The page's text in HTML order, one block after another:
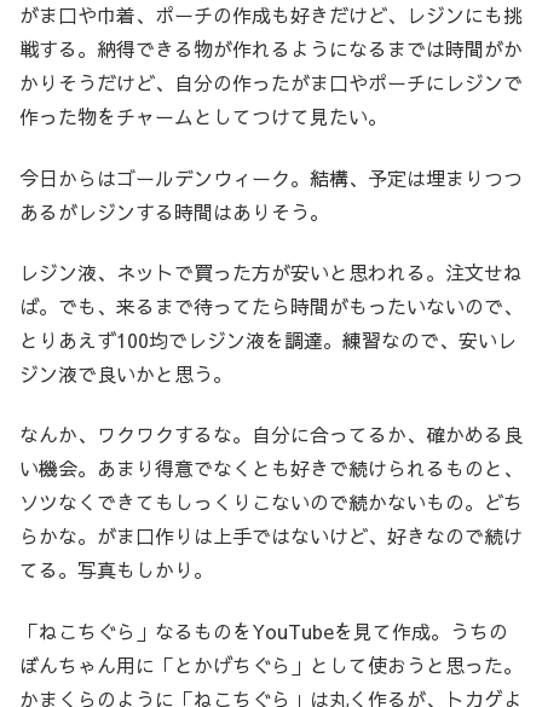
がま口や巾着、ポーチの作成も好きだけど、レジンにも挑
戦する。納得できる物が作れるようになるまでは時間がか
かりそうだけど、自分の作ったがま口やポーチにレジンで
作った物をチャームとしてつけて見たい。
今日からはゴールデンウィーク。結構、予定は埋まりつつ
あるがレジンする時間はありそう。
レジン液、ネットで買った方が安いと思われる。注文せね
ば。でも、来るまで待ってたら時間がもったいないので、
とりあえず100均でレジン液を調達。練習なので、安いレ
ジン液で良いかと思う。
なんか、ワクワクするな。自分に合ってるか、確かめる良
い機会。あまり得意でなくとも好きで続けられるものと、
ソツなくできてもしっくりこないので続かないもの。どち
らかな。がま口作りは上手ではないけど、好きなので続け
てる。写真もしかり。
「ねこちぐら」なるものをYouTubeを見て作成。うちの
ぼんちゃん用に「とかげちぐら」として使おうと思った。
かまくらのように「ねこちぐら」は丸く作るが、トカゲよ